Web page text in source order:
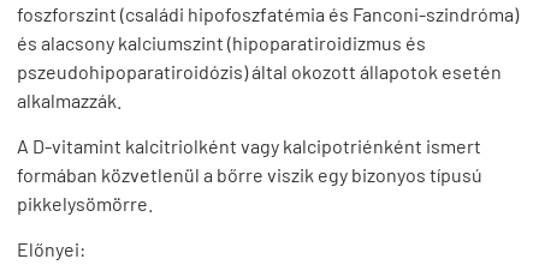
foszforszint (családi hipofoszfatémia és Fanconi-szindróma)
és alacsony kalciumszint (hipoparatiroidizmus és
pszeudohipoparatiroidózis) által okozott állapotok esetén
alkalmazzák.
A D-vitamint kalcitriolként vagy kalcipotriénként ismert
formában közvetlenül a bőrre viszik egy bizonyos típusú
pikkelysömörre.
Előnyei: